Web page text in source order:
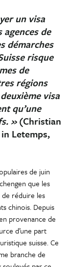
un visa
de
démarches
risque
de
régions
visa
qu’une
»(Christian
Letemps,
de juin
que les
réduire les
chinois. Depuis
provenance de
d’une part
suisse. Ce
branche de